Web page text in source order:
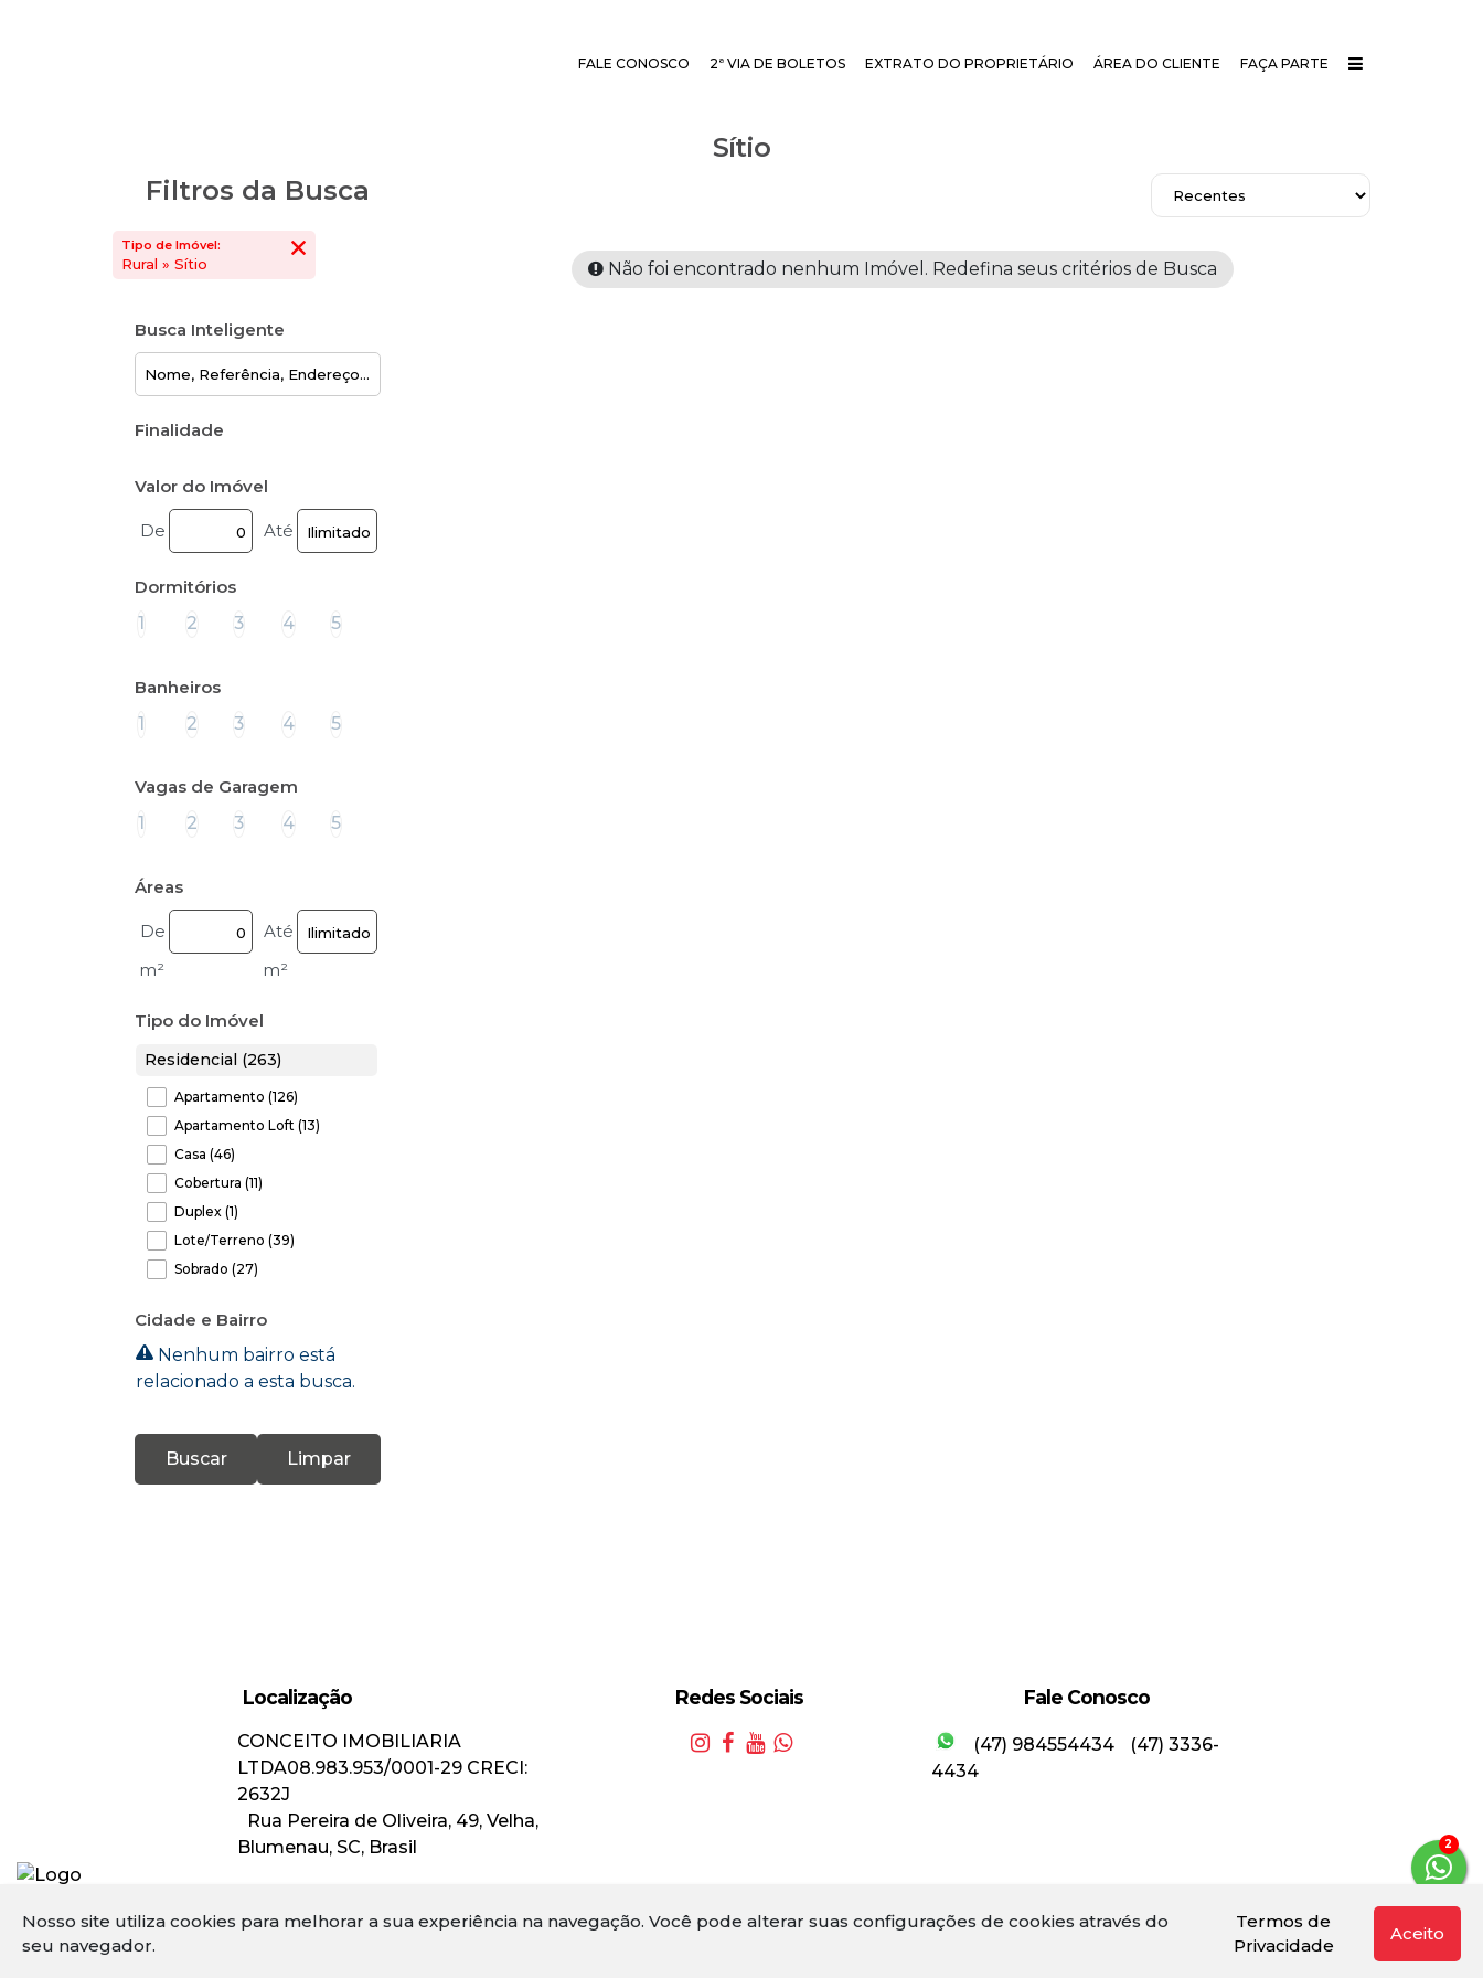
FAÇA PARTE
ÁREA DO CLIENTE
EXTRATO DO PROPRIETÁRIO
2ª VIA DE BOLETOS
FALE CONOSCO
3
Nosso site utiliza cookies para melhorar a sua experiência na navegação. Você pode alterar suas configurações de cookies através do
seu navegador.
Termos de
Privacidade
Aceito
Sítio
Filtros da Busca
Tipo de Imóvel:
Rural » Sítio
Busca Inteligente
Finalidade
Valor do Imóvel
De Até
Dormitórios
1
2 3 4 5
Banheiros
1
2 3 4 5
Vagas de Garagem
1
2 3 4 5
Áreas
De
m²
Até
m²
Tipo do Imóvel
Residencial (263)
Apartamento (126)
Apartamento Loft (13)
Casa (46)
Cobertura (11)
Duplex (1)
Lote/Terreno (39)
Sobrado (27)
Comercial (11)
Prédio (1)
Salas Comerciais (3)
Cidade e Bairro
Nenhum bairro está
relacionado a esta busca.
Buscar Limpar
Não foi encontrado nenhum Imóvel. Redefina seus critérios de Busca
Localização
CONCEITO IMOBILIARIA
LTDA08.983.953/0001-29 CRECI:
2632J
Rua Pereira de Oliveira, 49, Velha,
Blumenau, SC, Brasil
Redes Sociais Fale Conosco
(47) 984554434
(47) 3336-
4434